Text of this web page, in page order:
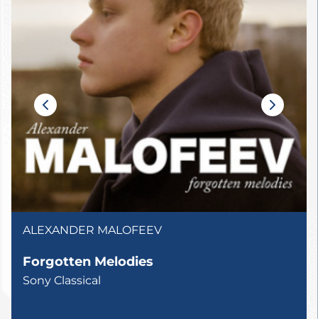
ALEXANDER MALOFEEV
Forgotten Melodies
Sony Classical